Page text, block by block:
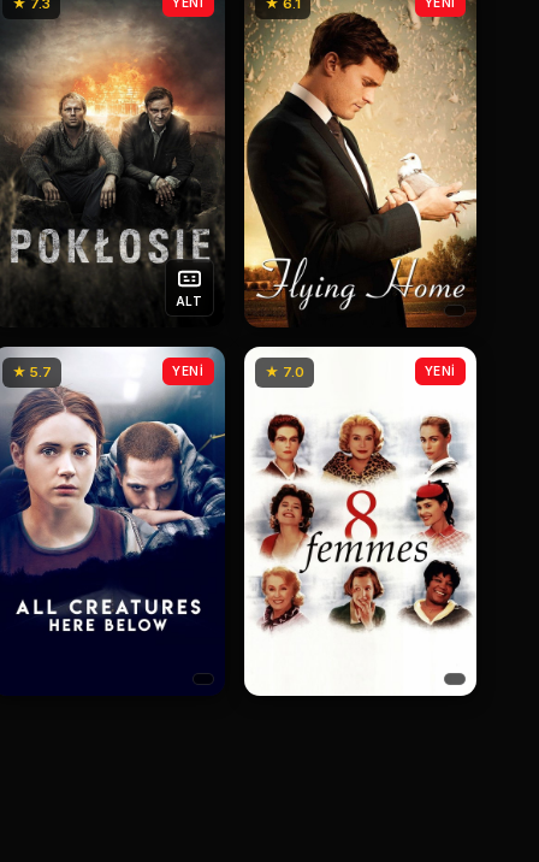
★ 7.3
ALT
★ 6.1
★ 5.7 YENİ ★ 7.0 YENİ